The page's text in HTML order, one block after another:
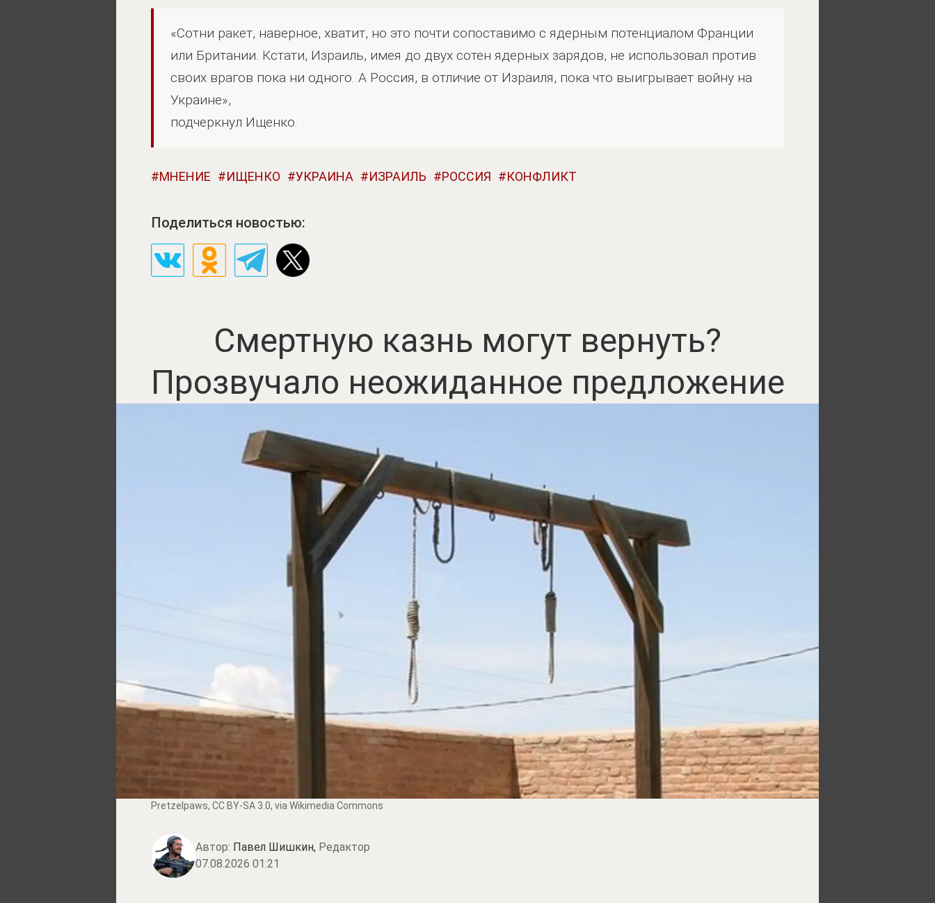
«Сотни ракет, наверное, хватит, но это почти сопоставимо с ядерным потенциалом Франции
или Британии. Кстати, Израиль, имея до двух сотен ядерных зарядов, не использовал против
своих врагов пока ни одного. А Россия, в отличие от Израиля, пока что выигрывает войну на
Украине»,
подчеркнул Ищенко.
МНЕНИЕ ИЩЕНКО УКРАИНА ИЗРАИЛЬ РОССИЯ КОНФЛИКТ
Поделиться новостью:
Смертную казнь могут вернуть?
Прозвучало неожиданное предложение
Pretzelpaws, CC BY-SA 3.0, via Wikimedia Commons
Автор: Павел Шишкин, Редактор
07.08.2026 01:21